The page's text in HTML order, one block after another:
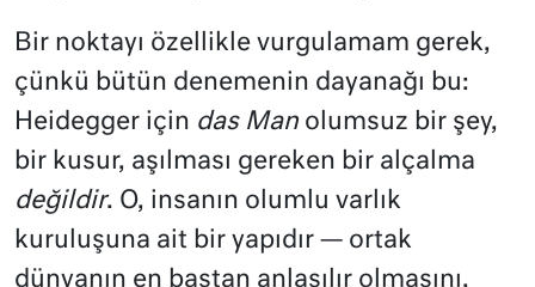
Bir noktayı özellikle vurgulamam gerek,
çünkü bütün denemenin dayanağı bu:
Heidegger için das Man olumsuz bir şey,
bir kusur, aşılması gereken bir alçalma
değildir. O, insanın olumlu varlık
kuruluşuna ait bir yapıdır — ortak
dünyanın en baştan anlaşılır olmasını,